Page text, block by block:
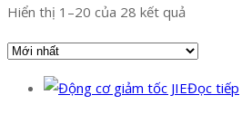
Hiển thị 1–20 của 28 kết quả
Đọc tiếp